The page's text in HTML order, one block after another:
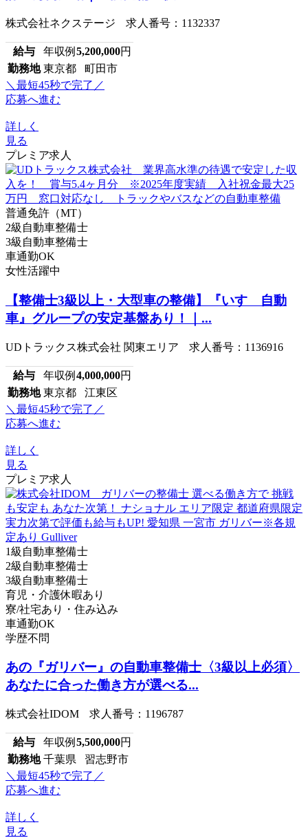
株式会社ネクステージ 求人番号：1132337
給与 年収例 5,200,000円
勤務地 東京都 町田市
＼最短45秒で完了／
応募へ進む
詳しく
見る
プレミア求人
普通免許（MT）
2級自動車整備士
3級自動車整備士
車通勤OK
女性活躍中
【整備士3級以上・大型車の整備】『いすゞ自動
車』グループの安定基盤あり！｜...
UDトラックス株式会社 関東エリア 求人番号：1136916
給与 年収例 4,000,000円
勤務地 東京都 江東区
＼最短45秒で完了／
応募へ進む
詳しく
見る
プレミア求人
1級自動車整備士
2級自動車整備士
3級自動車整備士
育児・介護休暇あり
寮/社宅あり・住み込み
車通勤OK
学歴不問
あの『ガリバー』の自動車整備士〈3級以上必須〉
あなたに合った働き方が選べる...
株式会社IDOM 求人番号：1196787
給与 年収例 5,500,000円
勤務地 千葉県 習志野市
＼最短45秒で完了／
応募へ進む
詳しく
見る